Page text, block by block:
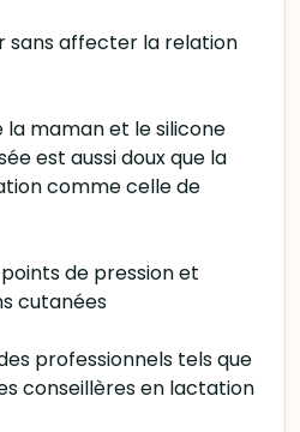
sans affecter la relation
la maman et le silicone
est aussi doux que la
comme celle de
de pression et
cutanées
professionnels tels que
conseillères en lactation